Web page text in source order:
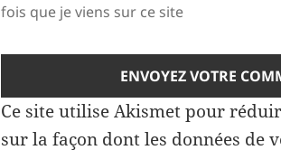
fois que je viens sur ce site
Ce site utilise Akismet pour
sur la façon dont les données de